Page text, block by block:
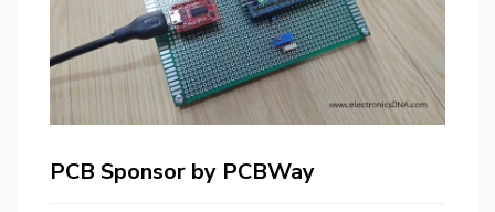
PCB Sponsor by PCBWay